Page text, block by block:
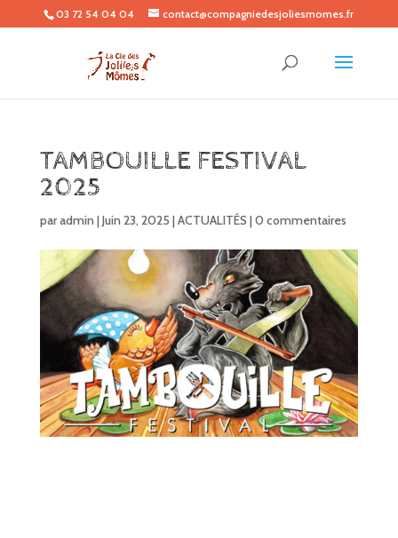
03 72 54 04 04 contact@compagniedesjoliesmomes.fr
TAMBOUILLE FESTIVAL
2025
paradmin |Juin 23, 2025 |ACTUALITÉS |0 commentaires